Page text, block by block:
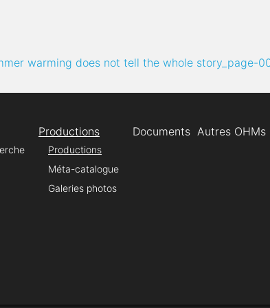
warming does not tell the whole story_page-
Productions
Productions
Méta-catalogue
Galeries photos
Documents Autres OHMs